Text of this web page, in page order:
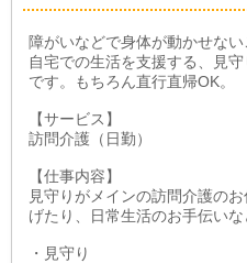
障がいなどで身体が動かせな
自宅での生活を支援する、見
です。もちろん直行直帰OK。
【サービス】
訪問介護（日勤）
【仕事内容】
見守りがメインの訪問介護の
げたり、日常生活のお手伝いな
・見守り